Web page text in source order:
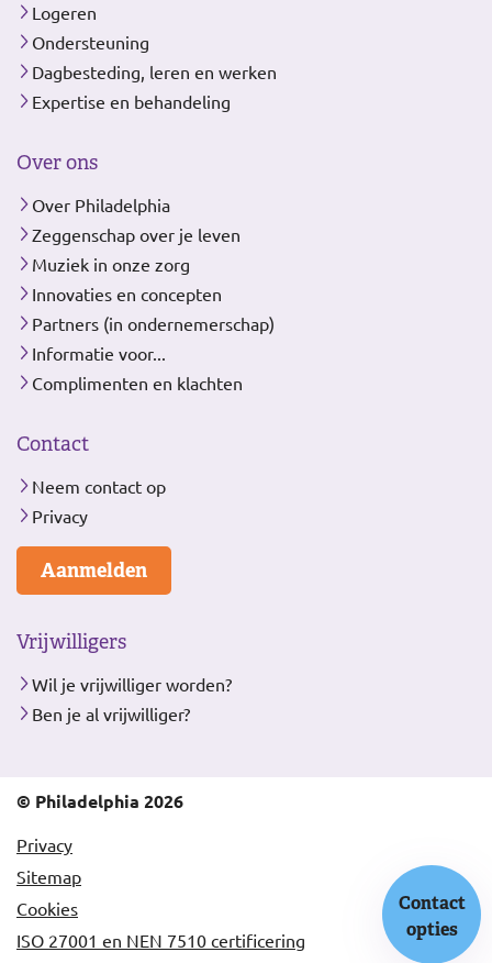
Contact
opties
Logeren
Ondersteuning
Dagbesteding, leren en werken
Expertise en behandeling
Over ons
Over Philadelphia
Zeggenschap over je leven
Muziek in onze zorg
Innovaties en concepten
Partners (in ondernemerschap)
Informatie voor...
Complimenten en klachten
Contact
Neem contact op
Privacy
Aanmelden
Vrijwilligers
Wil je vrijwilliger worden?
Ben je al vrijwilliger?
© Philadelphia 2026
Privacy
Sitemap
Cookies
ISO 27001 en NEN 7510 certificering